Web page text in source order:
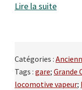
Lire la suite
Catégories :
Tags : gare; Grande
locomotive vapeur;